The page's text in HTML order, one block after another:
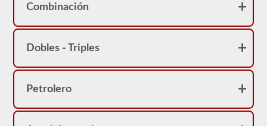
ningún
que
esté
equipado
neumáticos
tendrá
Combinación
Dobles - Triples
Petrolero